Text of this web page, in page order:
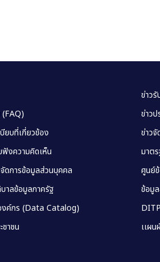
ยบที่เกี่ยวข้อง
งความคิดเห็น
จัดการข้อมูลส่วนบุคคล
าลข้อมูลภาครัฐ
ค์กร (Data Catalog)
าชน
ข่าว
ข่าว
ข่าว
มาตร
ศูนย์
ข้อมู
เเผ